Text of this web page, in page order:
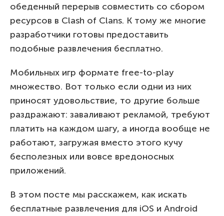
обеденный перерыв совместить со сбором
ресурсов в Clash of Clans. К тому же многие
разработчики готовы предоставить
подобные развлечения бесплатно.
Мобильных игр формате free-to-play
множество. Вот только если одни из них
приносят удовольствие, то другие больше
раздражают: заваливают рекламой, требуют
платить на каждом шагу, а иногда вообще не
работают, загружая вместо этого кучу
бесполезных или вовсе вредоносных
приложений.
В этом посте мы расскажем, как искать
бесплатные развлечения для iOS и Android